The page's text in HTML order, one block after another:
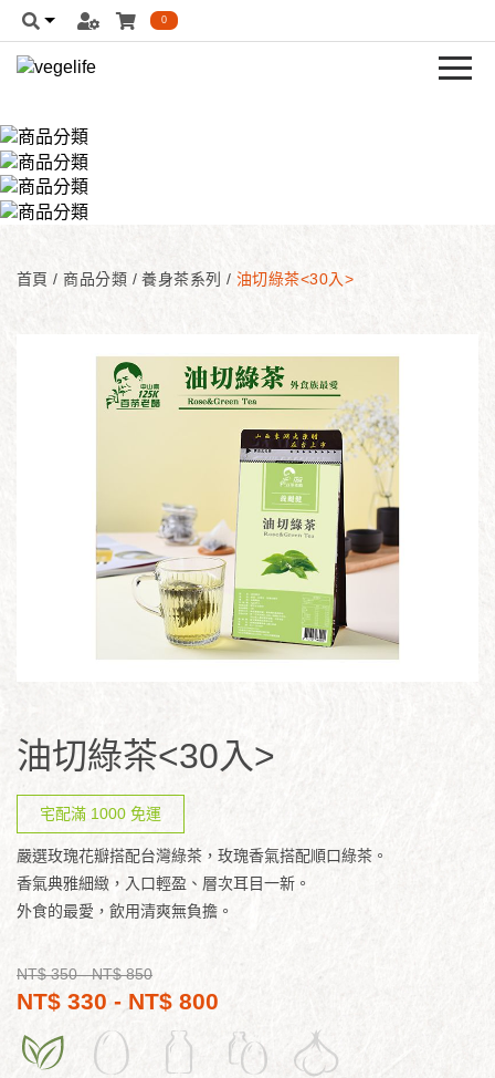
0
首頁/ 商品分類 /養身茶系列/ 油切綠茶<30入>
油切綠茶<30入>
宅配滿 1000 免運
嚴選玫瑰花瓣搭配台灣綠茶，玫瑰香氣搭配順口綠茶。
香氣典雅細緻，入口輕盈、層次耳目一新。
外食的最愛，飲用清爽無負擔。
NT$ 350- NT$ 850
NT$ 330 - NT$ 800